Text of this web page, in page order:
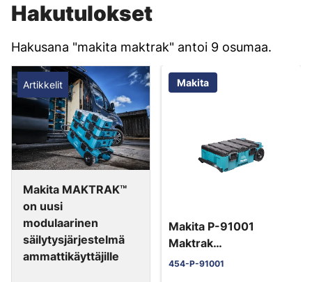
Hakutulokset
Hakusana "makita maktrak" antoi 9 osumaa.
Artikkelit
Makita MAKTRAK™
on uusi
modulaarinen
säilytysjärjestelmä
ammattikäyttäjille
Makita
Makita P-91001
Maktrak
kuljetulaatikko pyörillä.
454-P-91001